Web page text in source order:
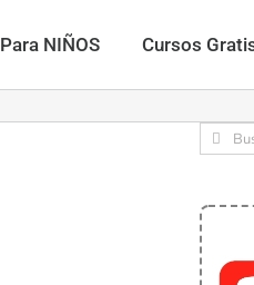
Para NIÑOS Cursos